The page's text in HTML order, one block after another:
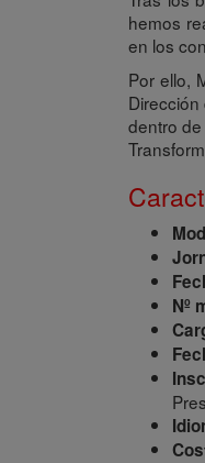
hemos
en los
Por ello,
dentro
Nº